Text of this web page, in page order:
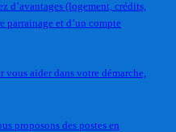
d’avantages (logement, crédits,
parrainage et d’un compte
vous aider dans votre démarche,
proposons des postes en